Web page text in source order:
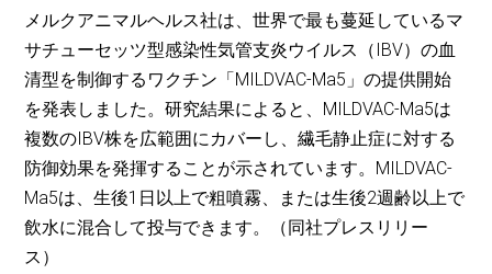
メルクアニマルヘルス社は、世界で最も蔓延しているマ
サチューセッツ型感染性気管支炎ウイルス（IBV）の血
清型を制御するワクチン「MILDVAC-Ma5」の提供開始
を発表しました。研究結果によると、MILDVAC-Ma5は
複数のIBV株を広範囲にカバーし、繊毛静止症に対する
防御効果を発揮することが示されています。MILDVAC-
Ma5は、生後1日以上で粗噴霧、または生後2週齢以上で
飲水に混合して投与できます。（同社プレスリリー
ス）